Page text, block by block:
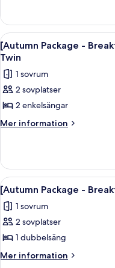
Gondola
for
2]
Superior
Double
Package
Breakfast
&
for
2]
Double
Öppna
alla
foton
för
[Autumn
Package
-
Gondola
for
2]
Superior
Twin
7
[Autumn Package -
Twin
1 sovrum
2 sovplatser
2 enkelsängar
Mer information
Mer
Package
Breakfast
&
Gondola
for
Superior
Twin
Öppna
alla
foton
för
[Autumn
Package
7
[Autumn Package -
1 sovrum
2 sovplatser
1 dubbelsäng
Mer information
Mer